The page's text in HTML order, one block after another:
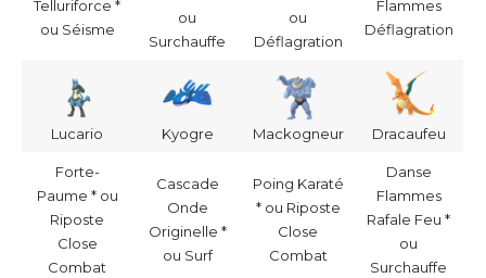
Telluriforce *
ou Séisme
ou
Surchauffe
ou
Déflagration
Flammes
Déflagration
Lucario Kyogre Mackogneur Dracaufeu
Forte-
Paume * ou
Riposte
Close
Combat
Cascade
Onde
Originelle *
ou Surf
Poing Karaté
* ou Riposte
Close
Combat
Danse
Flammes
Rafale Feu *
ou
Surchauffe